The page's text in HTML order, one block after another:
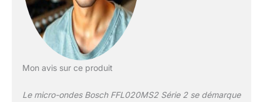
(HxLxP): 260 x 442 x
345 mm / Couleur : Inox
Mon avis sur ce produit
Le micro-ondes Bosch FFL020MS2 Série 2 se démarque